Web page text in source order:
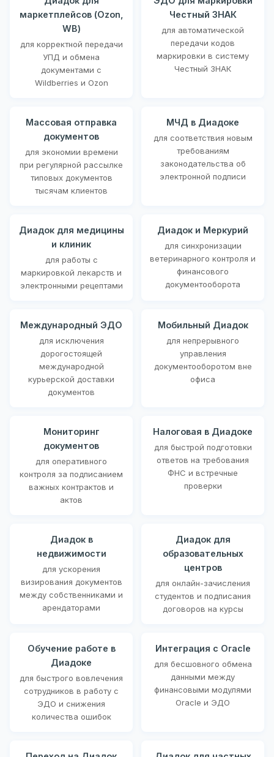
маркетплейсов (Ozon,
WB)
для корректной передачи
УПД и обмена
документами с
Wildberries и Ozon
Честный ЗНАК
для автоматической
передачи кодов
маркировки в систему
Честный ЗНАК
Массовая отправка
документов
для экономии времени
при регулярной рассылке
типовых документов
тысячам клиентов
МЧД в Диадоке
для соответствия новым
требованиям
законодательства об
электронной подписи
Диадок для медицины
и клиник
для работы с
маркировкой лекарств и
электронными рецептами
Диадок и Меркурий
для синхронизации
ветеринарного контроля и
финансового
документооборота
Международный ЭДО
для исключения
дорогостоящей
международной
курьерской доставки
документов
Мобильный Диадок
для непрерывного
управления
документооборотом вне
офиса
Мониторинг
документов
для оперативного
контроля за подписанием
важных контрактов и
актов
Налоговая в Диадоке
для быстрой подготовки
ответов на требования
ФНС и встречные
проверки
Диадок в
недвижимости
для ускорения
визирования документов
между собственниками и
арендаторами
Диадок для
образовательных
центров
для онлайн-зачисления
студентов и подписания
договоров на курсы
Обучение работе в
Диадоке
для быстрого вовлечения
сотрудников в работу с
ЭДО и снижения
количества ошибок
Интеграция с Oracle
для бесшовного обмена
данными между
финансовыми модулями
Oracle и ЭДО